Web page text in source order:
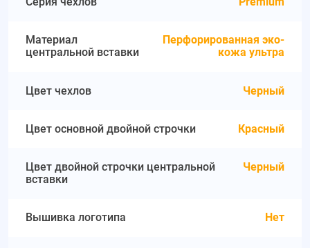
Материал
центральной вставки
Перфорированная эко-
кожа ультра
Цвет чехлов Черный
Цвет основной двойной строчки Красный
Цвет двойной строчки центральной
вставки
Черный
Вышивка логотипа Нет